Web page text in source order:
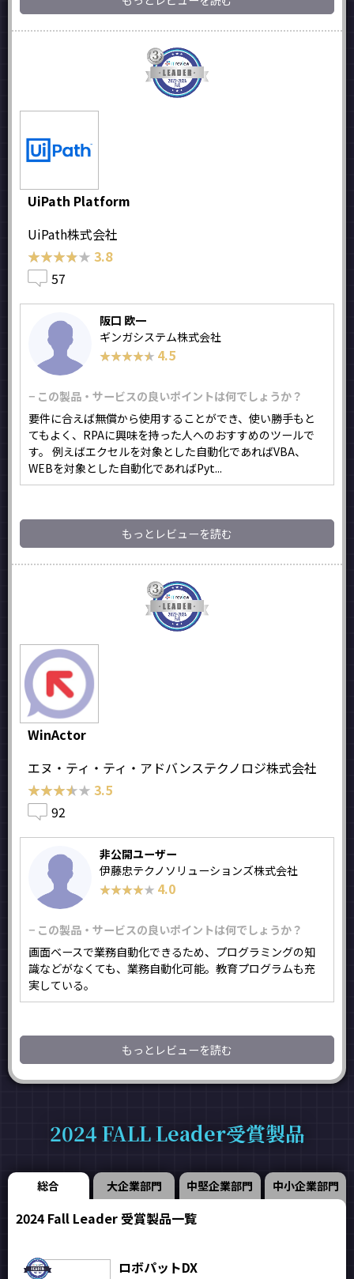
UiPath Platform
UiPath株式会社
★★★★★
★★★★★ 3.8
57
阪口 欧一
ギンガシステム株式会社
★★★★★
★★★★★ 4.5
− この製品・サービスの良いポイントは何でしょうか？
要件に合えば無償から使用することができ、使い勝手もと
てもよく、RPAに興味を持った人へのおすすめのツールで
す。 例えばエクセルを対象とした自動化であればVBA、
WEBを対象とした自動化であればPyt...
もっとレビューを読む
WinActor
エヌ・ティ・ティ・アドバンステクノロジ株式会社
★★★★★
★★★★★ 3.5
92
非公開ユーザー
伊藤忠テクノソリューションズ株式会社
★★★★★
★★★★★ 4.0
− この製品・サービスの良いポイントは何でしょうか？
画面ベースで業務自動化できるため、プログラミングの知
識などがなくても、業務自動化可能。教育プログラムも充
実している。
もっとレビューを読む
2024 FALL Leader受賞製品
総合 大企業部門 中堅企業部門 中小企業部門
2024 Fall Leader 受賞製品一覧
ロボパットDX